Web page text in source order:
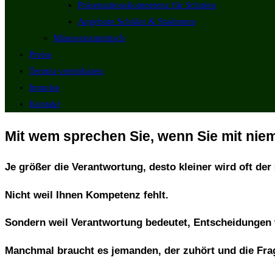
Präsentationskompetenz für Schulen
Angebote Schüler & Studenten
Männerstammtisch
Preise
Termin vereinbaren
Impulse
Kontakt
Mit wem sprechen Sie, wenn Sie mit
Je größer die Verantwortung, desto kleiner wird oft
Nicht weil Ihnen Kompetenz fehlt.
Sondern weil Verantwortung bedeutet,
Manchmal braucht es jemanden, der zuhört und die